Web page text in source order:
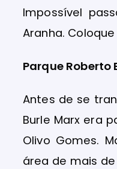
Impossível
Aranha.
Parque Roberto
Antes de se
Burle Marx era
Olivo Gomes.
área de mais